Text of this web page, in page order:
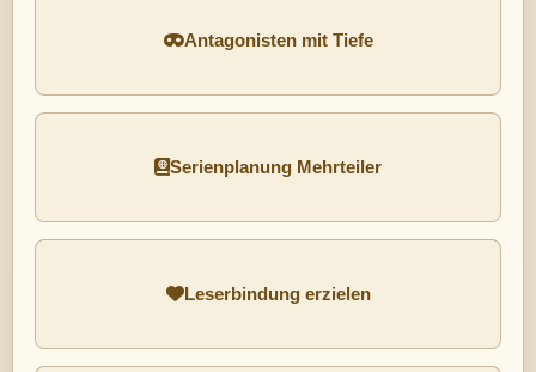
Antagonisten mit Tiefe
Serienplanung Mehrteiler
Leserbindung erzielen